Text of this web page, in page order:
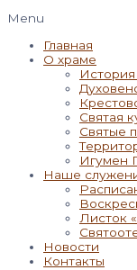
Menu
Главная
О храме
Святая
Святые
Игумен
Наше
Листок
Новости
Контакты